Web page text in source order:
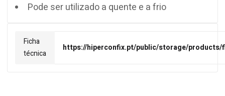
Pode ser utilizado a quente e a frio
Ficha
técnica
https://hiperconfix.pt/public/storage/products/